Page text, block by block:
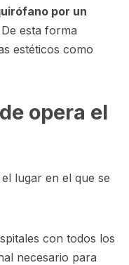
por un
De esta forma
estéticos como
opera el
lugar en el que se
con todos los
necesario para